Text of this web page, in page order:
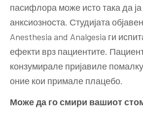
пасифлора може исто така да
анксиозноста. Студијата
Anesthesia and Analgesia ги
ефекти врз пациентите.
конзумирале пријавиле
оние кои примале плацебо.
Може да го смири вашиот